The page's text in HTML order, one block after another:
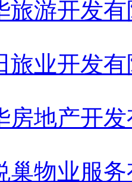
旅游开发
旅业开发
房地产开
巢物业服